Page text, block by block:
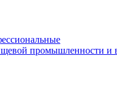
промышленности и